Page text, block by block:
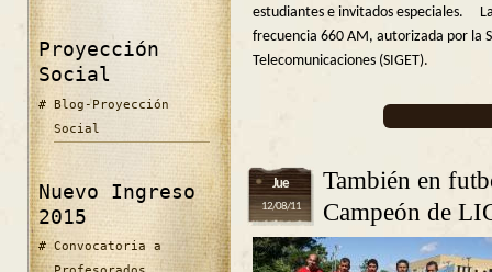
Proyección
Social
Blog-Proyección
Social
Nuevo Ingreso
2015
Convocatoria a
estudiantes e invitados especiales.
frecuencia 660 AM, autorizada por la
Telecomunicaciones (SIGET).
Jue
12/08/11
También en
Campeón de